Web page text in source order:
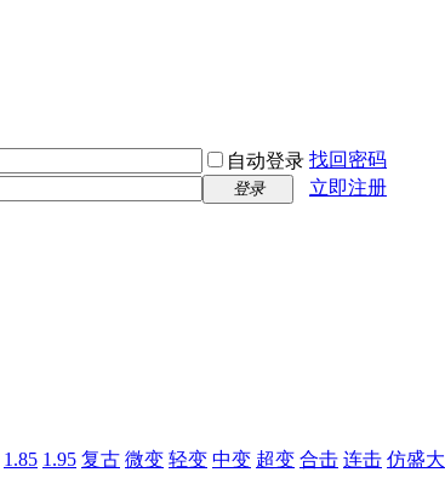
自动登录 找回密码
登录
立即注册
1.85 1.95 复古 微变 轻变 中变 超变 合击 连击 仿盛大